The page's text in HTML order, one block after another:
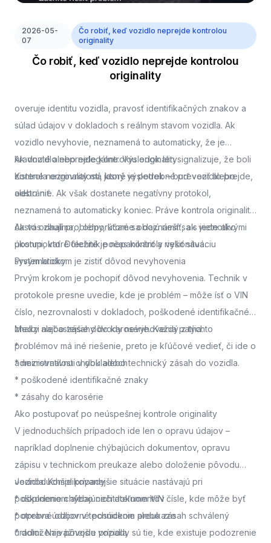
2026-05-
07
Čo robiť, keď vozidlo neprejde kontrolou
originality
Čo robiť, keď vozidlo neprejde kontrolou
originality
overuje identitu vozidla, pravosť identifikačných znakov a
súlad údajov v dokladoch s reálnym stavom vozidla. Ak
vozidlo nevyhovie, neznamená to automaticky, že je
kradnuté alebo nelegálne. Výsledok len signalizuje, že boli
zistené nezrovnalosti, ktoré je potrebné preveriť alebo
odstrániť.
Ak vozidlo neprejde kontrolou originality
Kontrola originality má jasný výsledok – buď vozidlo prejde,
alebo nie. Ak však dostanete negatívny protokol,
neznamená to automaticky koniec. Práve kontrola originality
často odhalí problémy, ktoré sa dajú riešiť, ak viete ako
postupovať. Dôležité je nepanikáriť a riešiť situáciu
systematicky.
Ak vás zaujíma,, odporúčame oboznámiť sa s jednotlivými
úkonmi, ktoré technik počas kontroly vykonáva.
Prvým krokom je zistiť dôvod nevyhovenia
Prvým krokom je pochopiť dôvod nevyhovenia. Technik v
protokole presne uvedie, kde je problém – môže ísť o VIN
číslo, nezrovnalosti v dokladoch, poškodené identifikačné
znaky alebo zásahy do karosérie. Každý z týchto
problémov má iné riešenie, preto je kľúčové vedieť, či ide o
administratívnu chybu alebo technický zásah do vozidla.
Medzi najčastejšie dôvody nevyhovenia patria:
*
* nezrovnalosti v dokladoch
* poškodené identifikačné znaky
* zásahy do karosérie
Ako postupovať po neúspešnej kontrole originality
V jednoduchších prípadoch ide len o opravu údajov –
napríklad doplnenie chýbajúcich dokumentov, opravu
zápisu v technickom preukaze alebo doloženie pôvodu
vozidla. Komplikovanejšie situácie nastávajú pri
poškodenom alebo nečitateľnom VIN čísle, kde môže byť
potrebné odborné posúdenie alebo zásah schválený
úradmi. Najvážnejšie prípady sú tie, kde existuje podozrenie
Jednoduchšie prípady
* doplnenie chýbajúcich dokumentov
* oprava údajov v technickom preukaze
* doloženie pôvodu vozidla